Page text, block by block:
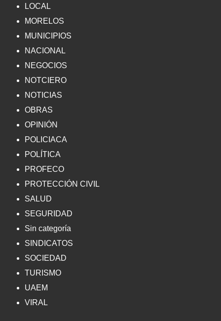
LOCAL
MORELOS
MUNICIPIOS
NACIONAL
NEGOCIOS
NOTCIERO
NOTICIAS
OBRAS
OPINIÓN
POLICIACA
POLÍTICA
PROFECO
PROTECCIÓN CIVIL
SALUD
SEGURIDAD
Sin categoría
SINDICATOS
SOCIEDAD
TURISMO
UAEM
VIRAL